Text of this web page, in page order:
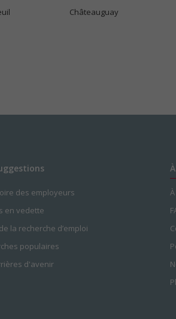
Châteauguay
des employeurs
en vedette
la recherche d’emploi
populaires
d'avenir